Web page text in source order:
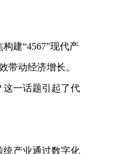
建“4567”现代产
带动经济增长。
这一话题引起了代
统产业通过数字化